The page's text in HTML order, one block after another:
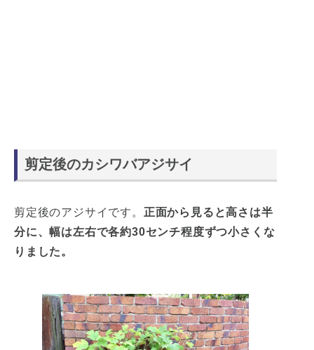
剪定後のカシワバアジサイ
剪定後のアジサイです。 正面から見ると高さは半
分に、幅は左右で各約30センチ程度ずつ小さくな
りました。